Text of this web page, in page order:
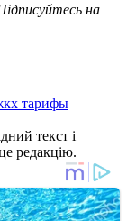
на
тарифы
текст і
редакцію.